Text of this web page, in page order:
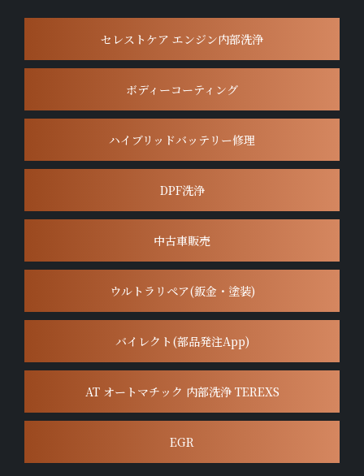
セレストケア エンジン内部洗浄
ボディーコーティング
ハイブリッドバッテリー修理
DPF洗浄
中古車販売
ウルトラリペア(鈑金・塗装)
バイレクト(部品発注App)
AT オートマチック 内部洗浄 TEREXS
EGR